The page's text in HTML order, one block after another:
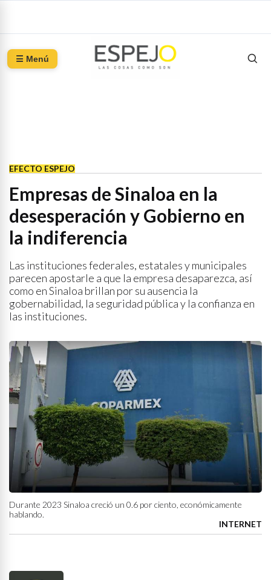
☰ Menú
EFECTO ESPEJO
Empresas de Sinaloa en la
desesperación y Gobierno en
la indiferencia
Las instituciones federales, estatales y municipales
parecen apostarle a que la empresa desaparezca, así
como en Sinaloa brillan por su ausencia la
gobernabilidad, la seguridad pública y la confianza en
las instituciones.
Durante 2023 Sinaloa creció un 0.6 por ciento, económicamente
hablando.
INTERNET